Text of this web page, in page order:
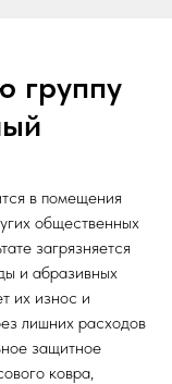
группу
в помещения
общественных
загрязняется
и абразивных
их износ и
лишних расходов
защитное
ковра,